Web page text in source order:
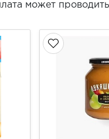
может